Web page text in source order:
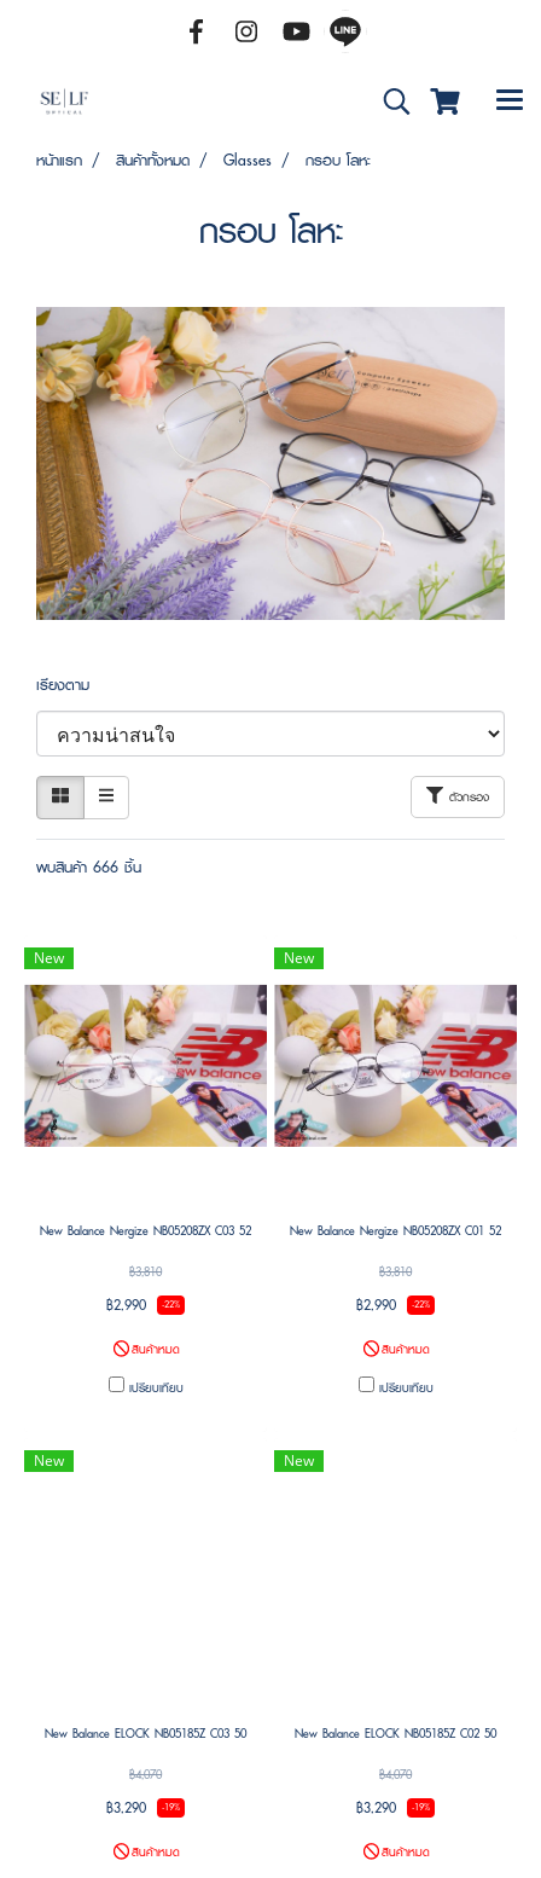
หน้าแรก สินค้าทั้งหมด Glasses กรอบ โลหะ
กรอบ โลหะ
เรียงตาม
ตัวกรอง
พบสินค้า 666 ชิ้น
New
New Balance Nergize NB05208ZX C03 52
฿3,810
฿2,990 -22%
สินค้าหมด
เปรียบเทียบ
New
New Balance Nergize NB05208ZX C01 52
฿3,810
฿2,990 -22%
สินค้าหมด
เปรียบเทียบ
New
New Balance ELOCK NB05185Z C03 50
฿4,070
฿3,290 -19%
สินค้าหมด
New
New Balance ELOCK NB05185Z C02 50
฿4,070
฿3,290 -19%
สินค้าหมด